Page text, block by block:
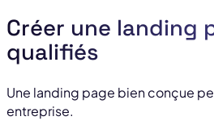
Créer une landing
qualifiés
Une landing page bien conçue
entreprise.